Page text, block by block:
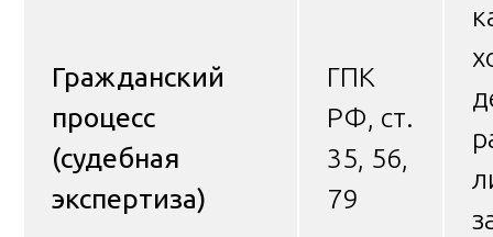
Гражданский
процесс
(судебная
экспертиза)
ГПК
РФ, ст.
35, 56,
79